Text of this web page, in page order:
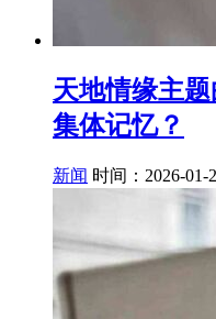
天地情缘主
集体记忆？
新闻 时间：2026-01-